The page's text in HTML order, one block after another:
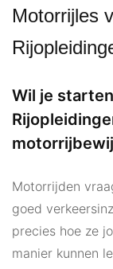
Motorrijles
Wil je
Motorrijden
goed
precies hoe ze
manier kunnen